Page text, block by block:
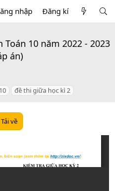
nhập Đăng kí
10 năm 2022 - 2023
án)
đề thi giữa học kì 2
Tải về